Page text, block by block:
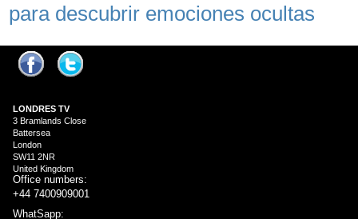
para descubrir emociones ocultas
LONDRES TV
3 Bramlands Close
Battersea
London
SW11 2NR
United Kingdom
Office numbers:
+44 7400909001
WhatSapp: